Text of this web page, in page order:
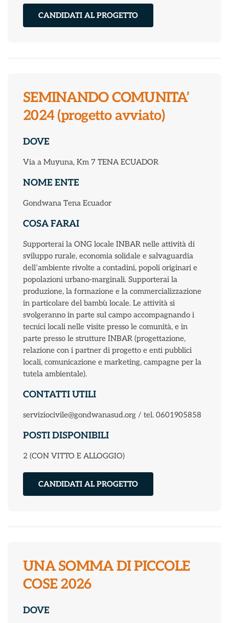
CANDIDATI AL PROGETTO
SEMINANDO COMUNITA’
2024 (progetto avviato)
DOVE
Via a Muyuna, Km 7 TENA ECUADOR
NOME ENTE
Gondwana Tena Ecuador
COSA FARAI
Supporterai la ONG locale INBAR nelle attività di
sviluppo rurale, economia solidale e salvaguardia
dell’ambiente rivolte a contadini, popoli originari e
popolazioni urbano-marginali. Supporterai la
produzione, la formazione e la commercializzazione
in particolare del bambù locale. Le attività si
svolgeranno in parte sul campo accompagnando i
tecnici locali nelle visite presso le comunità, e in
parte presso le strutture INBAR (progettazione,
relazione con i partner di progetto e enti pubblici
locali, comunicazione e marketing, campagne per la
tutela ambientale).
CONTATTI UTILI
serviziocivile@gondwanasud.org / tel. 0601905858
POSTI DISPONIBILI
2 (CON VITTO E ALLOGGIO)
CANDIDATI AL PROGETTO
UNA SOMMA DI PICCOLE
COSE 2026
DOVE